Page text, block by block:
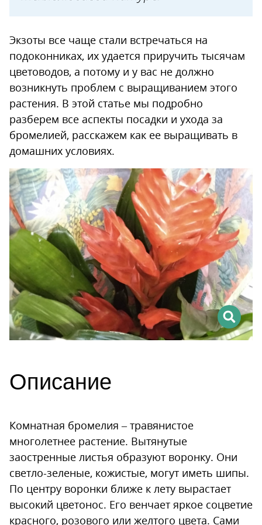
Экзоты все чаще стали встречаться на
подоконниках, их удается приручить тысячам
цветоводов, а потому и у вас не должно
возникнуть проблем с выращиванием этого
растения. В этой статье мы подробно
разберем все аспекты посадки и ухода за
бромелией, расскажем как ее выращивать в
домашних условиях.
Описание
Комнатная бромелия – травянистое
многолетнее растение. Вытянутые
заостренные листья образуют воронку. Они
светло-зеленые, кожистые, могут иметь шипы.
По центру воронки ближе к лету вырастает
высокий цветонос. Его венчает яркое соцветие
красного, розового или желтого цвета. Сами